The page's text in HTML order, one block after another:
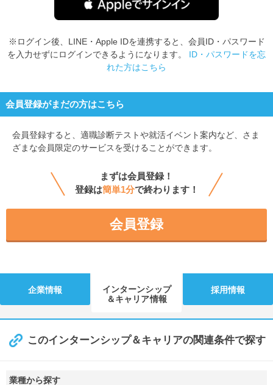
※ログイン後、LINE・Apple IDを連携すると、会員ID・パスワード
を入力せずにログインできるようになります。 ID・パスワードを忘
れた方はこちら
会員登録がまだの方はこちら
会員登録すると、 適職診断テストや就活イベント案内など、さま
ざまな会員限定のサービスを受けることができます。
まずは会員登録！
登録は簡単1分で終わります！
会員登録
企業情報
インターンシップ
＆キャリア情報
採用情報
このインターンシップ＆キャリアの関連条件で探す
業種から探す